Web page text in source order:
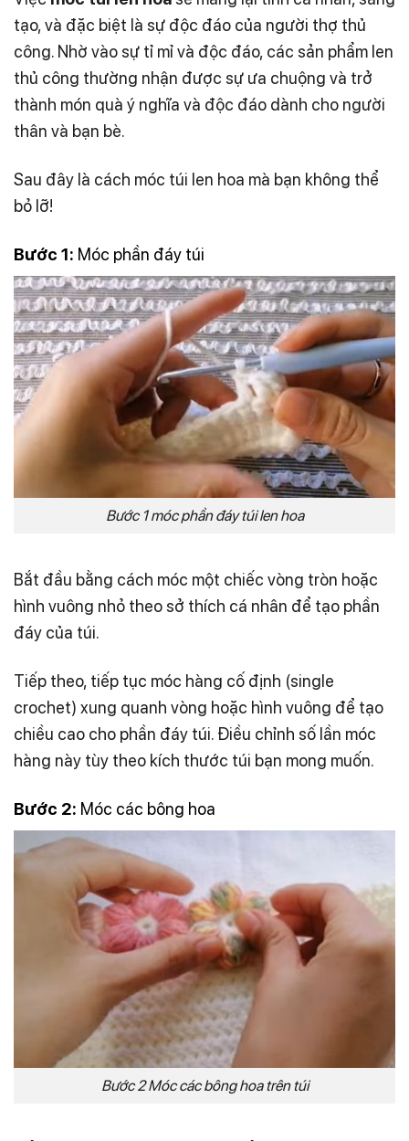
tạo, và đặc biệt là sự độc đáo của người thợ thủ
công. Nhờ vào sự tỉ mỉ và độc đáo, các sản phẩm len
thủ công thường nhận được sự ưa chuộng và trở
thành món quà ý nghĩa và độc đáo dành cho người
thân và bạn bè.
Sau đây là cách móc túi len hoa mà bạn không thể
bỏ lỡ!
Bước 1: Móc phần đáy túi
Bước 1 móc phần đáy túi len hoa
Bắt đầu bằng cách móc một chiếc vòng tròn hoặc
hình vuông nhỏ theo sở thích cá nhân để tạo phần
đáy của túi.
Tiếp theo, tiếp tục móc hàng cố định (single
crochet) xung quanh vòng hoặc hình vuông để tạo
chiều cao cho phần đáy túi. Điều chỉnh số lần móc
hàng này tùy theo kích thước túi bạn mong muốn.
Bước 2: Móc các bông hoa
Bước 2 Móc các bông hoa trên túi